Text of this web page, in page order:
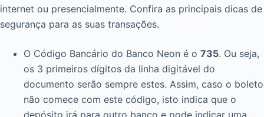
internet ou presencialmente. Confira as principais dicas de
segurança para as suas transações.
O Código Bancário do Banco Neon é o 735. Ou seja,
os 3 primeiros dígitos da linha digitável do
documento serão sempre estes. Assim, caso o boleto
não comece com este código, isto indica que o
depósito irá para outro banco e pode indicar uma